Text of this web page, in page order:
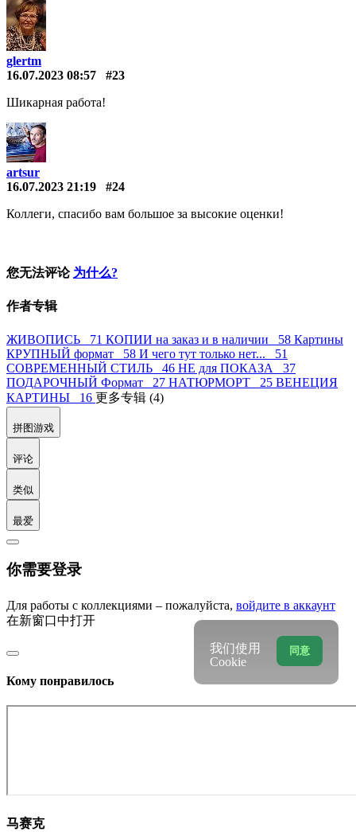
glertm
16.07.2023 08:57
#23
Шикарная работа!
artsur
16.07.2023 21:19
#24
Коллеги, спасибо вам большое за высокие оценки!
您无法评论 为什么?
作者专辑
ЖИВОПИСЬ 71 КОПИИ на заказ и в наличии 58 Картины
КРУПНЫЙ формат 58 И чего тут только нет... 51
СОВРЕМЕННЫЙ СТИЛЬ 46 НЕ для ПОКАЗА 37
ПОДАРОЧНЫЙ Формат 27 НАТЮРМОРТ 25 ВЕНЕЦИЯ
КАРТИНЫ 16 更多专辑 (4)
拼图游戏
评论
类似
最爱
你需要登录
Для работы с коллекциями – пожалуйста, войдите в аккаунт
在新窗口中打开
Кому понравилось
马赛克
同意
我们使用
Cookie